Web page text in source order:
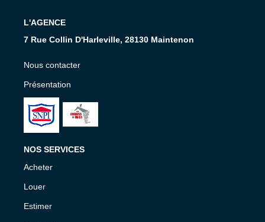
L'AGENCE
7 Rue Collin D'Harleville, 28130 Maintenon
Nous contacter
Présentation
NOS SERVICES
Acheter
Louer
Estimer